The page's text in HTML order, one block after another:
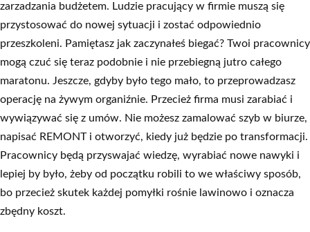
zarzadzania budżetem. Ludzie pracujący w firmie muszą się
przystosować do nowej sytuacji i zostać odpowiednio
przeszkoleni. Pamiętasz jak zaczynałeś biegać? Twoi pracownicy
mogą czuć się teraz podobnie i nie przebiegną jutro całego
maratonu. Jeszcze, gdyby było tego mało, to przeprowadzasz
operację na żywym organiźnie. Przecież firma musi zarabiać i
wywiązywać się z umów. Nie możesz zamalować szyb w biurze,
napisać REMONT i otworzyć, kiedy już będzie po transformacji.
Pracownicy będą przyswajać wiedzę, wyrabiać nowe nawyki i
lepiej by było, żeby od początku robili to we właściwy sposób,
bo przecież skutek każdej pomyłki rośnie lawinowo i oznacza
zbędny koszt.